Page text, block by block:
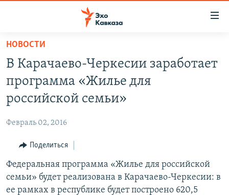
Вернуться
основному
содержанию
Вернутся
главной
навигации
Вернутся
поиску
ТБИЛИСИ
СУХУМИ
ВЕСЬ КАВКАЗ
СЕВЕРНЫЙ КАВКАЗ
АРМЕНИЯ
АЗЕРБАЙДЖАН
ТЕМЫ
ПОЛИТИКА
ЭКОНОМИКА
РУБРИКИ
НЕКРУГЛЫЙ СТОЛ
МУЛЬТИМЕДИА
НОВОСТИ
В Карачаево-Черкесии заработает
программа «Жилье для
российской семьи»
Февраль 02, 2016
Поделиться
Федеральная программа «Жилье для российской
семьи» будет реализована в Карачаево-Черкесии: в
ее рамках в республике будет построено 620,5